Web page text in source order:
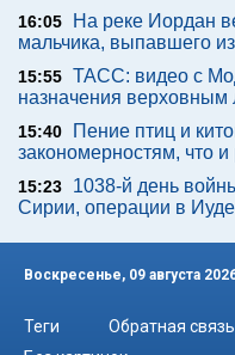
16:05
На реке Иордан
мальчика, выпавшего
15:55 ТАСС: видео с
назначения
15:40
Пение птиц и
закономерностям, что и
15:23
1038-й день
Сирии, операции в
Воскресенье, 09 августа
Теги Обратная связь